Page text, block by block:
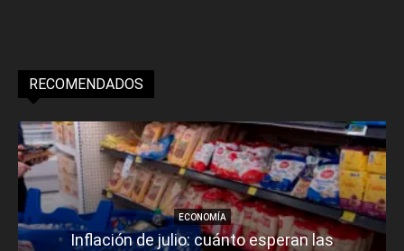
RECOMENDADOS
ECONOMÍA
Inflación de julio: cuánto esperan las